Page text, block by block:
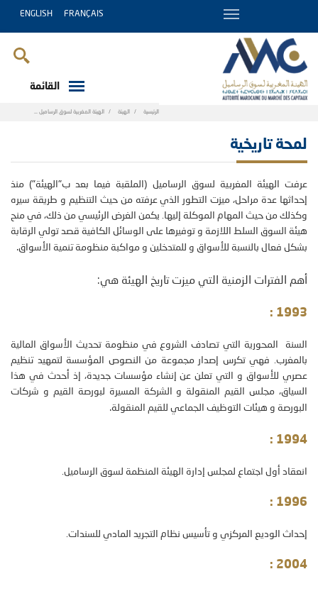
FRANÇAIS
ENGLISH
القائمة
الرئيسية الهيئة الهيئة المغربية لسوق الرساميل
لمحة تاريخية
عرفت الهيئة المغربية لسوق الرساميل (الملقبة فيما بعد ب"الهيئة") منذ
إحداثها عدة مراحل، ميزت التطور الذي عرفته من حيث التنظيم و طريقة سيره
وكذلك من حيث المهام الموكلة إليها. يكمن الغرض الرئيسي من ذلك، في منح
هيئة السوق السلط اللازمة و توفيرها على الوسائل الكافية قصد تولي الرقابة
بشكل فعال بالنسبة للأسواق و للمتدخلين و مواكبة منظومة تنمية الأسواق.
أهم الفترات الزمنية التي ميزت تاريخ الهيئة هي:
1993
:
السنة المحورية التي تصادف الشروع في منظومة تحديث الأسواق المالية
بالمغرب. فهي تكرس إصدار مجموعة من النصوص المؤسسة لتمهيد تنظيم
عصري للأسواق و التي تعلن عن إنشاء مؤسسات جديدة، إذ أحدث في هذا
السياق، مجلس القيم المنقولة و الشركة المسيرة لبورصة القيم و شركات
البورصة و هيئات التوظيف الجماعي للقيم المنقولة.
1994
:
انعقاد أول اجتماع لمجلس إدارة الهيئة المنظمة لسوق الرساميل.
1996
:
إحداث الوديع المركزي و تأسيس نظام التجريد المادي للسندات.
2004
: